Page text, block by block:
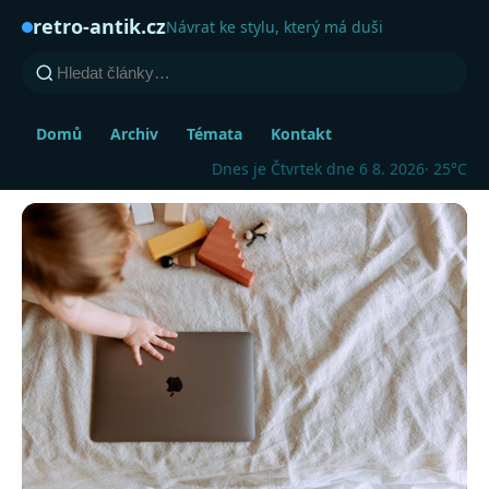
retro-antik.czNávrat ke stylu, který má duši
Domů Archiv Témata
Kontakt
Dnes je Čtvrtek dne 6 8. 2026· 25°C